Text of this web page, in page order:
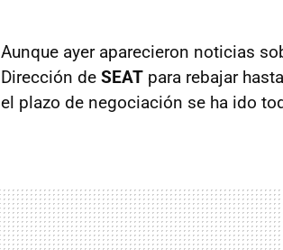
Aunque ayer aparecieron noticias
Dirección de SEAT para rebajar
el plazo de negociación se ha ido